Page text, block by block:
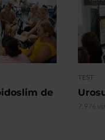
de
TEST
7.976